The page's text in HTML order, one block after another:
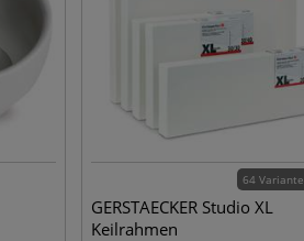
64
GERSTAECKER Studio XL
Keilrahmen